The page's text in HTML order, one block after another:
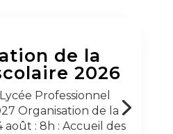
de la
2026
Professionnel
Organisation de la
: 8h : Accueil des